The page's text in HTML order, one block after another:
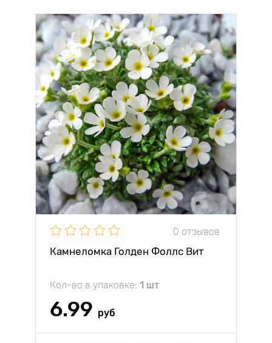
0 отзывов
Камнеломка Голден Фоллс Вит
Кол-во в упаковке: 1 шт
6.99 руб